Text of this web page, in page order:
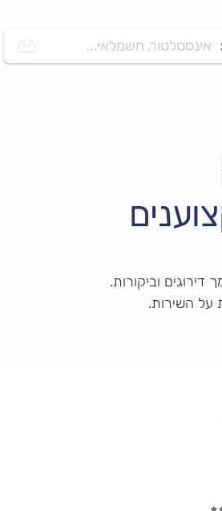
אינסטלטור, חשמלאי...
וביקורות.
על השירות.